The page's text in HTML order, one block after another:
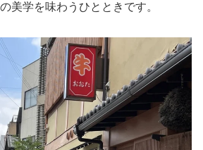
美学を味わうひとときです。